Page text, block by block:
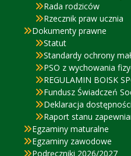
Rada rodziców
Rzecznik praw ucznia
Dokumenty prawne
Statut
Standardy ochrony
PSO z wychowania
REGULAMIN BOISK
Fundusz Świadczeń
Deklaracja dostępności
Raport stanu
Egzaminy maturalne
Egzaminy zawodowe
Podręczniki 2026/2027